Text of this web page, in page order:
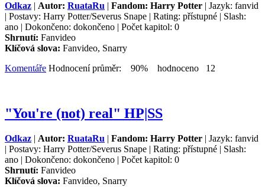
Odkaz | Autor: RuataRu | Fandom: Harry Potter | Jazyk: fanvid
| Postavy: Harry Potter/Severus Snape | Rating: přístupné | Slash:
ano | Dokončeno: dokončeno | Počet kapitol: 0
Shrnutí: Fanvideo
Klíčová slova: Fanvideo, Snarry
Komentáře Hodnocení průměr: 90% hodnoceno 12
"You're (not) real" HP|SS
Odkaz | Autor: RuataRu | Fandom: Harry Potter | Jazyk: fanvid
| Postavy: Harry Potter/Severus Snape | Rating: přístupné | Slash:
ano | Dokončeno: dokončeno | Počet kapitol: 0
Shrnutí: Fanvideo
Klíčová slova: Fanvideo, Snarry